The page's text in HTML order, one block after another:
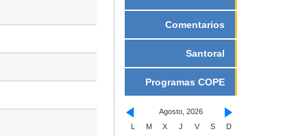
Comentarios
Santoral
Programas COPE
Agosto, 2026
L
M X J V S D